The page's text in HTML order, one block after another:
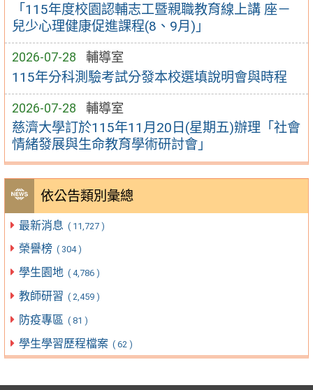
「115年度校園認輔志工暨親職教育線上講 座－
兒少心理健康促進課程(8、9月)」
2026-07-28 輔導室
115年分科測驗考試分發本校選填說明會與時程
2026-07-28 輔導室
慈濟大學訂於115年11月20日(星期五)辦理「社會
情緒發展與生命教育學術研討會」
依公告類別彙總
最新消息 ( 11,727 )
榮譽榜 ( 304 )
學生園地 ( 4,786 )
教師研習 ( 2,459 )
防疫專區 ( 81 )
學生學習歷程檔案 ( 62 )